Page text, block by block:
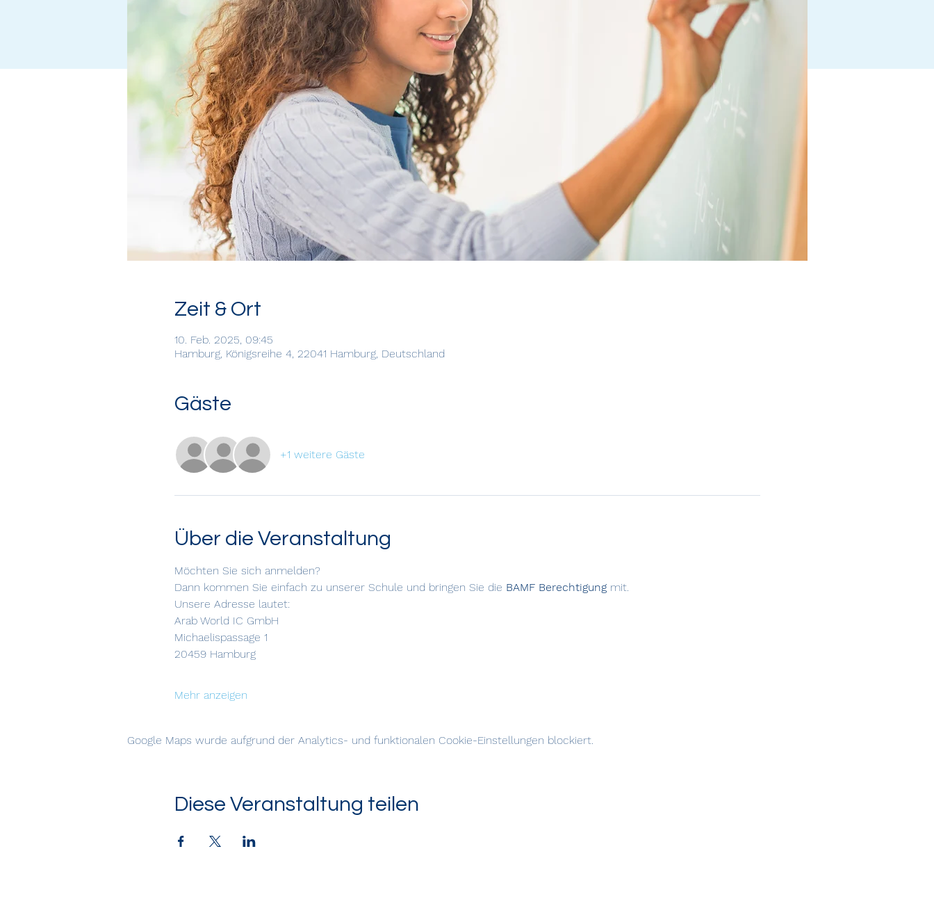
Zeit & Ort
10. Feb. 2025, 09:45
Hamburg, Königsreihe 4, 22041 Hamburg, Deutschland
Gäste
+1 weitere Gäste
Über die Veranstaltung
Möchten Sie sich anmelden?
Dann kommen Sie einfach zu unserer Schule und bringen Sie die BAMF Berechtigung mit.
Unsere Adresse lautet:
Arab World IC GmbH
Michaelispassage 1
20459 Hamburg
Mehr anzeigen
Google Maps wurde aufgrund der Analytics- und funktionalen Cookie-Einstellungen blockiert.
Diese Veranstaltung teilen